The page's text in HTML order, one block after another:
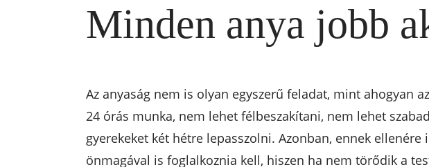
Minden anya jobb
Az anyaság nem is olyan egyszerű feladat, mint ahogyan
24 órás munka, nem lehet félbeszakítani, nem lehet
gyerekeket két hétre lepasszolni. Azonban, ennek ellenére
önmagával is foglalkoznia kell, hiszen ha nem törődik a